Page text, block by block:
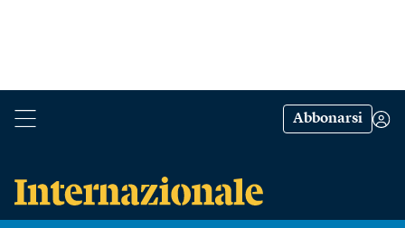
Abbonarsi